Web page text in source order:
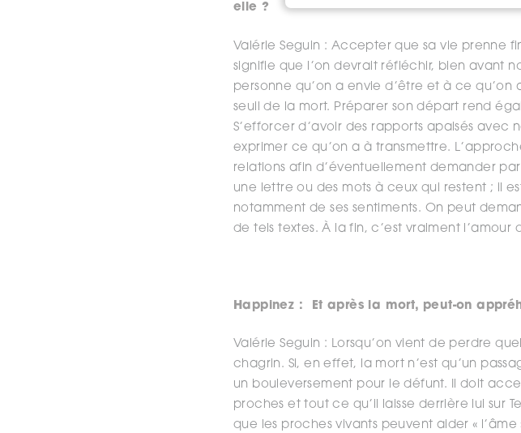
elle ?
Valérie Seguin : Accepter que sa vie prenne
signifie que l’on devrait réfléchir, bien avant
personne qu’on a envie d’être et à ce qu’on
seuil de la mort. Préparer son départ rend
S’efforcer d’avoir des rapports apaisés avec
exprimer ce qu’on a à transmettre.
relations afin d’éventuellement demander
une lettre ou des mots à ceux qui restent ; il
notamment de ses sentiments. On peut
de tels textes. À la fin, c’est vraiment
Happinez : Et après la mort, peut-on
Valérie Seguin : Lorsqu’on vient de perdre
chagrin. Si, en effet, la mort n’est qu’un
un bouleversement pour le défunt. Il doit
proches et tout ce qu’il laisse derrière lui sur
que les proches vivants peuvent aider «